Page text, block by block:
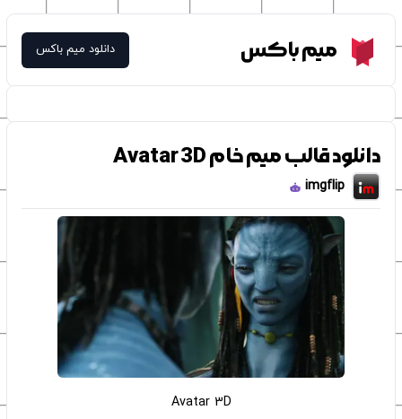
Meme Boxمیم باکس دانلود میم باکس
دانلود قالب میم خام Avatar 3D
imgflip
Avatar 3D